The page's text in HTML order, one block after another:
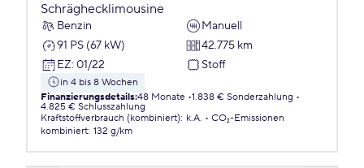
Schräghecklimousine
Benzin
Manuell
91 PS (67 kW)
42.775 km
EZ: 01/22 Stoff
in 4 bis 8 Wochen
Finanzierungsdetails:48 Monate 1.838 € Sonderzahlung
4.825 € Schlusszahlung
Kraftstoffverbrauch (kombiniert): k.A.
CO₂-Emissionen
kombiniert: 132 g/km